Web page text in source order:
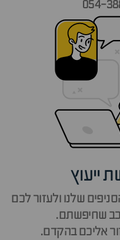
ייעוץ
שלנו ולעזור לכם
שחיפשתם.
אליכם בהקדם.